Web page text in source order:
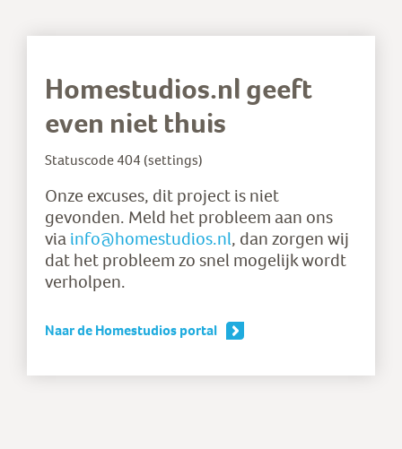
Homestudios.nl geeft
even niet thuis
Statuscode 404 (settings)
Onze excuses, dit project is niet
gevonden. Meld het probleem aan ons
via info@homestudios.nl, dan zorgen wij
dat het probleem zo snel mogelijk wordt
verholpen.
Naar de Homestudios portal